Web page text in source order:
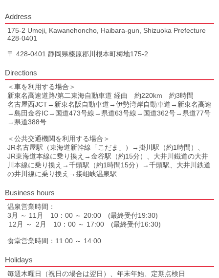
Address
175-2 Umeji, Kawanehoncho, Haibara-gun, Shizuoka Prefecture
428-0401
〒 428-0401 静岡県榛原郡川根本町梅地175-2
Directions
＜車を利用する場合＞
新東名高速道路/第二東海自動車道 経由 約220km 約3時間
名古屋西JCT→新東名阪自動車道→伊勢湾岸自動車道→新東名高速
→島田金谷IC→国道473号線→県道63号線→国道362号→県道77号
→県道388号
＜公共交通機関を利用する場合＞
JR名古屋駅（東海道新幹線「こだま」）→掛川駅（約1時間）、
JR東海道本線に乗り換え→金谷駅（約15分）、大井川鐵道の大井
川本線に乗り換え→千頭駅（約1時間15分）→千頭駅、大井川鉄道
の井川線に乗り換え→接岨峡温泉駅
Business hours
温泉営業時間：
3月 ～ 11月 10：00 ～ 20:00 (最終受付19:30)
12月 ～ 2月 10：00 ～ 17:00 (最終受付16:30)
食堂営業時間：11:00 ～ 14:00
Holidays
毎週木曜日（祝日の場合は翌日）、年末年始、定期点検日